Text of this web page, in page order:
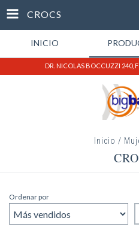
CROCS
INICIO
DR. NICOLAS BOCCUZZI 240,
Inicio /
Ordenar por